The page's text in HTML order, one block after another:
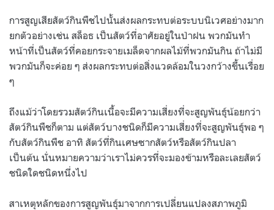
การสูญเสียสัตว์กินพืชไปนั้นส่งผลกระทบต่อระบบนิเวศอย่างมาก
ยกตัวอย่างเช่น สล็อธ เป็นสัตว์ที่อาศัยอยู่ในป่าฝน พวกมันทำ
หน้าที่เป็นสัตว์ที่คอยกระจายเมล็ดจากผลไม้ที่พวกมันกิน ถ้าไม่มี
พวกมันก็จะค่อย ๆ ส่งผลกระทบต่อสิ่งแวดล้อมในวงกว้างขึ้นเรื่อย
ๆ
ถึงแม้ว่าโดยรวมสัตว์กินเนื้อจะมีความเสี่ยงที่จะสูญพันธุ์น้อยกว่า
สัตว์กินพืชก็ตาม แต่สัตว์บางชนิดก็มีความเสี่ยงที่จะสูญพันธุ์พอ ๆ
กับสัตว์กินพืช อาทิ สัตว์ที่กินเศษซากสัตว์หรือสัตว์กินปลา
เป็นต้น นั่นหมายความว่าเราไม่ควรที่จะมองข้ามหรือละเลยสัตว์
ชนิดใดชนิดหนึ่งไป
สาเหตุหลักของการสูญพันธุ์มาจากการเปลี่ยนแปลงสภาพภูมิ